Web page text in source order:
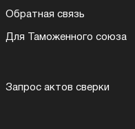
Обратная связь
Для Таможенного союза
Запрос актов сверки